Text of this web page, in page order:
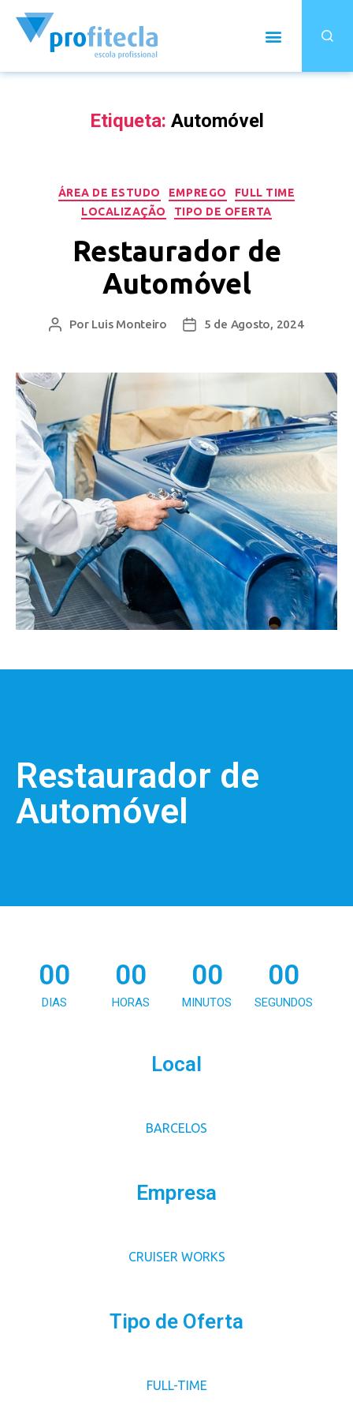
Etiqueta: Automóvel
ÁREA DE ESTUDO EMPREGO
FULL TIME
LOCALIZAÇÃO
TIPO DE OFERTA
Restaurador de
Automóvel
Por Luis Monteiro 5 de Agosto, 2024
Restaurador de
Automóvel
00
DIAS
00
HORAS
00
MINUTOS
00
SEGUNDOS
Local
BARCELOS
Empresa
CRUISER WORKS
Tipo de Oferta
FULL-TIME